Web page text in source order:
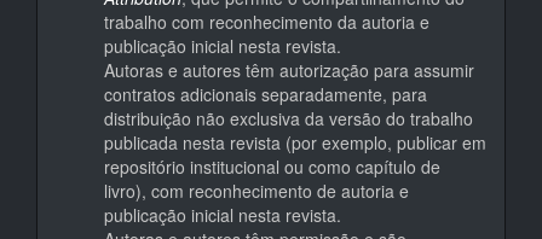
trabalho com reconhecimento da autoria e
publicação inicial nesta revista.
Autoras e autores têm autorização para assumir
contratos adicionais separadamente, para
distribuição não exclusiva da versão do trabalho
publicada nesta revista (por exemplo, publicar em
repositório institucional ou como capítulo de
livro), com reconhecimento de autoria e
publicação inicial nesta revista.